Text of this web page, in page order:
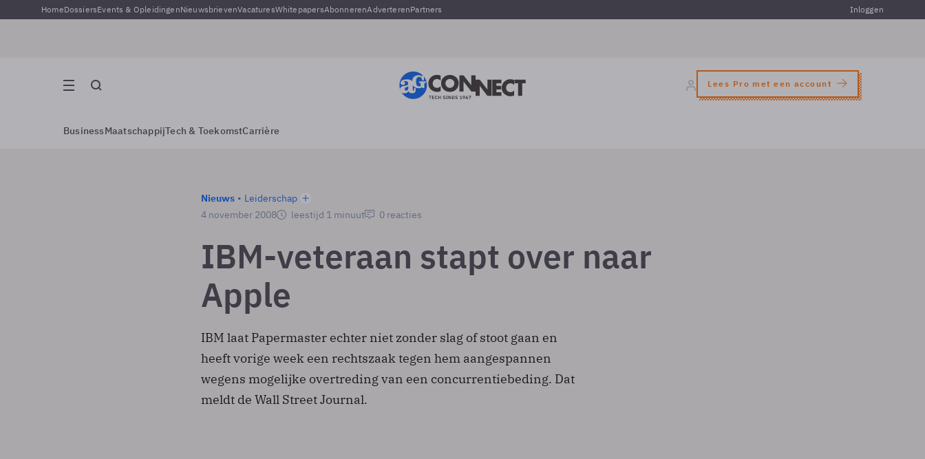
HomeDossiersEvents & OpleidingenNieuwsbrievenVacaturesWhitepapersAbonnerenAdverterenPartners Inloggen
Lees Pro met een account
BusinessMaatschappijTech & ToekomstCarrière
Nieuws
Leiderschap
4 november 2008
leestijd 1 minuut 0 reacties
IBM-veteraan stapt over naar
Apple
IBM laat Papermaster echter niet zonder slag of stoot gaan en
heeft vorige week een rechtszaak tegen hem aangespannen
wegens mogelijke overtreding van een concurrentiebeding. Dat
meldt de Wall Street Journal.